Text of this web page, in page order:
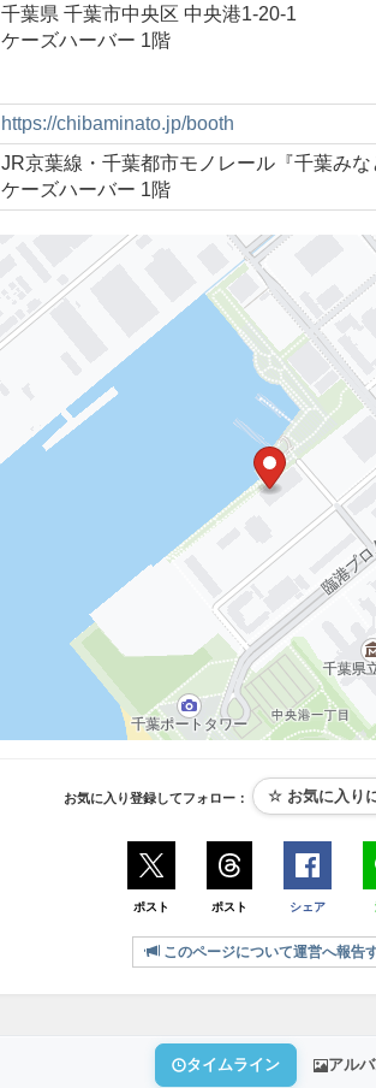
千葉県 千葉市中央区 中央港1-20-1
ケーズハーバー 1階
https://chibaminato.jp/booth
JR京葉線・千葉都市モノレール『千葉み
ケーズハーバー 1階
お気に入り登録してフォロー：
ポスト ポスト シェア
このページについて運営へ報告
タイムライン アル